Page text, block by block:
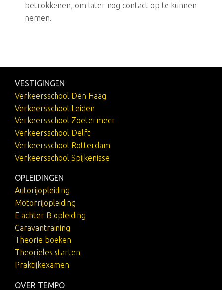
betrokkenen, om later nog contact op te kunnen
nemen.
VESTIGINGEN
Verkeersschool Den Haag
Verkeersschool Leiden
Verkeersschool Zoetermeer
Verkeersschool Delft
Verkeersschool Rotterdam
Verkeersschool Spijkenisse
OPLEIDINGEN
Autorijopleiding
Motorrijopleiding
E achter B opleiding
Caravantraining
Theorie boeken
Theorieles starten
Praktijkexamen
OVER TEMPO